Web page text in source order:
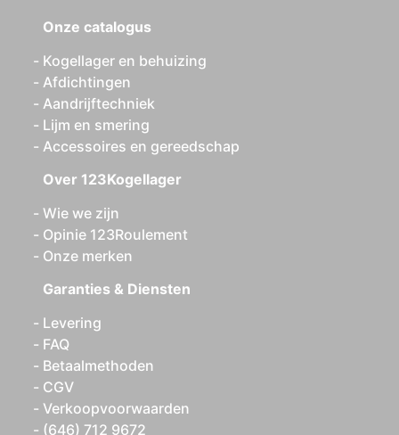
Onze catalogus
Kogellager en behuizing
Afdichtingen
Aandrijftechniek
Lijm en smering
Accessoires en gereedschap
Over 123Kogellager
Wie we zijn
Opinie 123Roulement
Onze merken
Garanties & Diensten
Levering
FAQ
Betaalmethoden
CGV
Verkoopvoorwaarden
(646) 712 9672